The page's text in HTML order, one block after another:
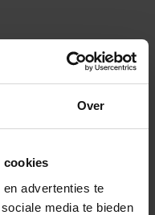
Over
cookies
advertenties te
media te bieden